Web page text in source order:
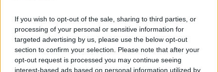
If you wish to opt-out of the sale, sharing to third parties, or
processing of your personal or sensitive information for
targeted advertising by us, please use the below opt-out
section to confirm your selection. Please note that after your
opt-out request is processed you may continue seeing
interest-based ads based on personal information utilized by
Haag Hammamet Hania Hannover
Hanoi
Havanna
Helsingborg Helsinki
Ho Chi Minh City